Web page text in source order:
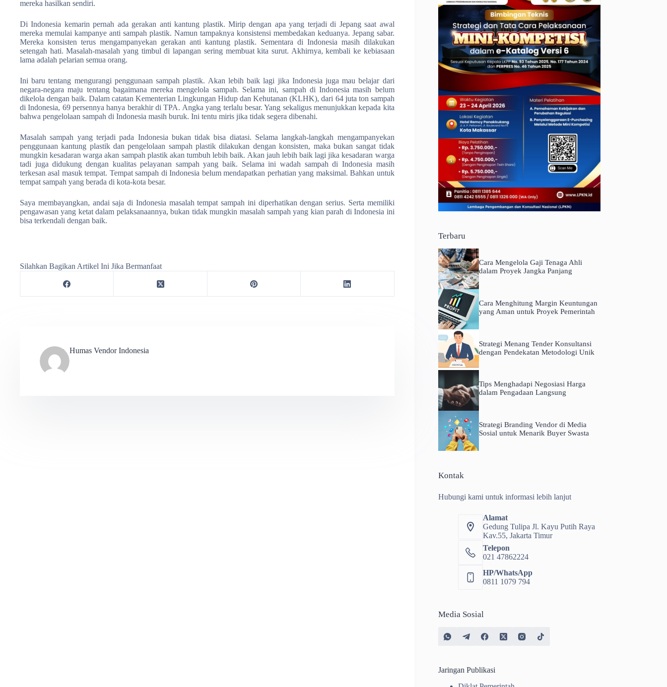
mereka hasilkan sendiri.
Di Indonesia kemarin pernah ada gerakan anti kantung plastik. Mirip dengan apa yang terjadi di Jepang saat awal
mereka memulai kampanye anti sampah plastik. Namun tampaknya konsistensi membedakan keduanya. Jepang sabar.
Mereka konsisten terus mengampanyekan gerakan anti kantung plastik. Sementara di Indonesia masih dilakukan
setengah hati. Masalah-masalah yang timbul di lapangan sering membuat kita surut. Akhirnya, kembali ke kebiasaan
lama adalah pelarian semua orang.
Ini baru tentang mengurangi penggunaan sampah plastik. Akan lebih baik lagi jika Indonesia juga mau belajar dari
negara-negara maju tentang bagaimana mereka mengelola sampah. Selama ini, sampah di Indonesia masih belum
dikelola dengan baik. Dalam catatan Kementerian Lingkungan Hidup dan Kehutanan (KLHK), dari 64 juta ton sampah
di Indonesia, 69 persennya hanya berakhir di TPA. Angka yang terlalu besar. Yang sekaligus menunjukkan kepada kita
bahwa pengelolaan sampah di Indonesia masih buruk. Ini tentu miris jika tidak segera dibenahi.
Masalah sampah yang terjadi pada Indonesia bukan tidak bisa diatasi. Selama langkah-langkah mengampanyekan
penggunaan kantung plastik dan pengelolaan sampah plastik dilakukan dengan konsisten, maka bukan sangat tidak
mungkin kesadaran warga akan sampah plastik akan tumbuh lebih baik. Akan jauh lebih baik lagi jika kesadaran warga
tadi juga didukung dengan kualitas pelayanan sampah yang baik. Selama ini wadah sampah di Indonesia masih
terkesan asal masuk tempat. Tempat sampah di Indonesia belum mendapatkan perhatian yang maksimal. Bahkan untuk
tempat sampah yang berada di kota-kota besar.
Saya membayangkan, andai saja di Indonesia masalah tempat sampah ini diperhatikan dengan serius. Serta memiliki
pengawasan yang ketat dalam pelaksanaannya, bukan tidak mungkin masalah sampah yang kian parah di Indonesia ini
bisa terkendali dengan baik.
Silahkan Bagikan Artikel Ini Jika Bermanfaat
Humas Vendor Indonesia
Terbaru
Cara Mengelola Gaji Tenaga Ahli
dalam Proyek Jangka Panjang
Cara Menghitung Margin Keuntungan
yang Aman untuk Proyek Pemerintah
Strategi Menang Tender Konsultansi
dengan Pendekatan Metodologi Unik
Tips Menghadapi Negosiasi Harga
dalam Pengadaan Langsung
Strategi Branding Vendor di Media
Sosial untuk Menarik Buyer Swasta
Kontak
Hubungi kami untuk informasi lebih lanjut
Alamat
Gedung Tulipa Jl. Kayu Putih Raya
Kav.55, Jakarta Timur
Telepon
021 47862224
HP/WhatsApp
0811 1079 794
Media Sosial
Jaringan Publikasi